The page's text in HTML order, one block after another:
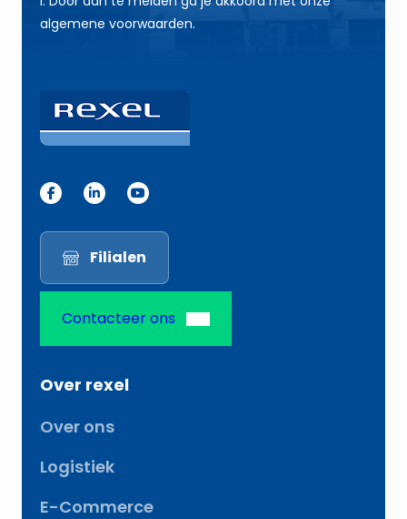
*
algemene voorwaarden.
Filialen
Contacteer ons
Over rexel
Over ons
Logistiek
E-Commerce